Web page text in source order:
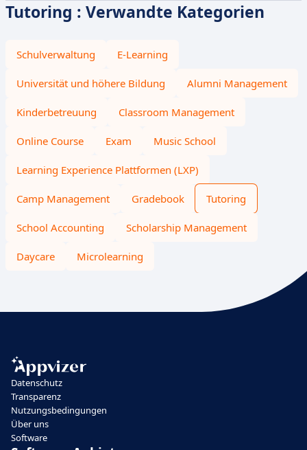
Tutoring : Verwandte Kategorien
Schulverwaltung E-Learning
Universität und höhere Bildung Alumni Management
Kinderbetreuung Classroom Management
Online Course Exam Music School
Learning Experience Plattformen (LXP)
Camp Management Gradebook Tutoring
School Accounting Scholarship Management
Daycare Microlearning
Datenschutz
Transparenz
Nutzungsbedingungen
Über uns
Software